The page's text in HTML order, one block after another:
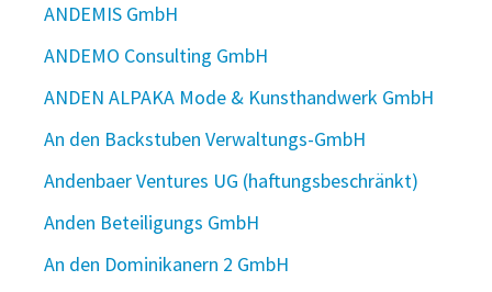
ANDEMIS GmbH
ANDEMO Consulting GmbH
ANDEN ALPAKA Mode & Kunsthandwerk GmbH
An den Backstuben Verwaltungs-GmbH
Andenbaer Ventures UG (haftungsbeschränkt)
Anden Beteiligungs GmbH
An den Dominikanern 2 GmbH